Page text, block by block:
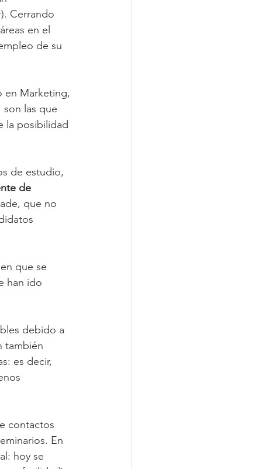
). Cerrando
en el
de su
en Marketing,
son las que
la posibilidad
de estudio,
de
que no
que se
han ido
debido a
también
es decir,
contactos
En
hoy se